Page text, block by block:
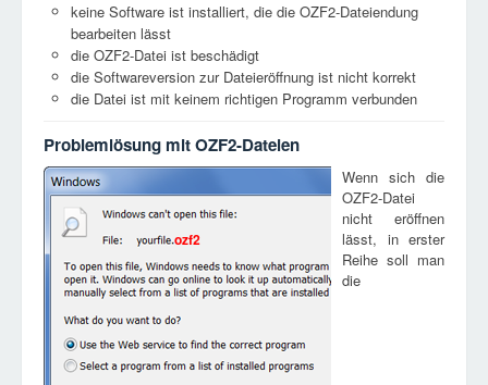
keine Software ist installiert, die die OZF2-Dateiendung
bearbeiten lässt
die OZF2-Datei ist beschädigt
die Softwareversion zur Dateieröffnung ist nicht korrekt
die Datei ist mit keinem richtigen Programm verbunden
Problemlösung mit OZF2-Dateien
ozf2
Wenn sich die
OZF2-Datei
nicht eröffnen
lässt, in erster
Reihe soll man
die